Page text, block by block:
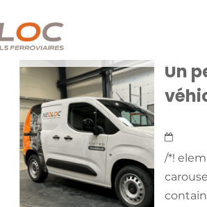
Un
/*!